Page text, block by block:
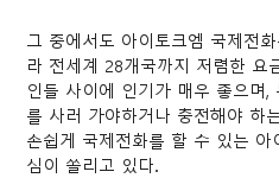
그 중에서도 아이토크엠 국제전
라 전세계 28개국까지 저렴한 요
인들 사이에 인기가 매우 좋으며
를 사러 가야하거나 충전해야 하
손쉽게 국제전화를 할 수 있는
심이 쏠리고 있다.